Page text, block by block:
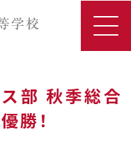
部 秋季総合
勝！